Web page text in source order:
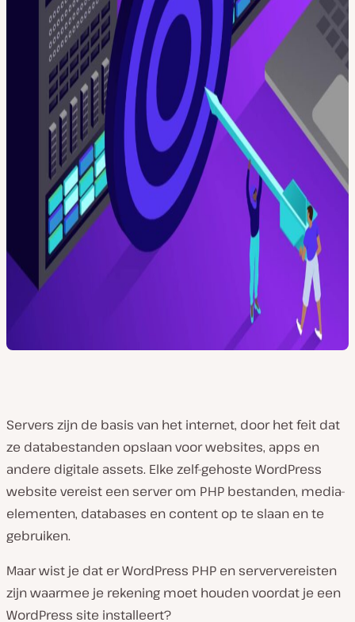
Servers zijn de basis van het internet, door het feit dat
ze databestanden opslaan voor websites, apps en
andere digitale assets. Elke zelf-gehoste WordPress
website vereist een server om PHP bestanden, media-
elementen, databases en content op te slaan en te
gebruiken.
Maar wist je dat er WordPress PHP en serververeisten
zijn waarmee je rekening moet houden voordat je een
WordPress site installeert?